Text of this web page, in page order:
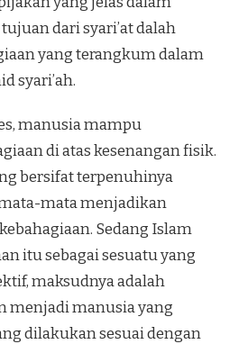
dari syari’at dalah
yang terangkum dalam
syari’ah.
manusia mampu
di atas kesenangan fisik.
bersifat terpenuhinya
mata menjadikan
Sedang Islam
itu sebagai sesuatu yang
maksudnya adalah
menjadi manusia yang
dilakukan sesuai dengan